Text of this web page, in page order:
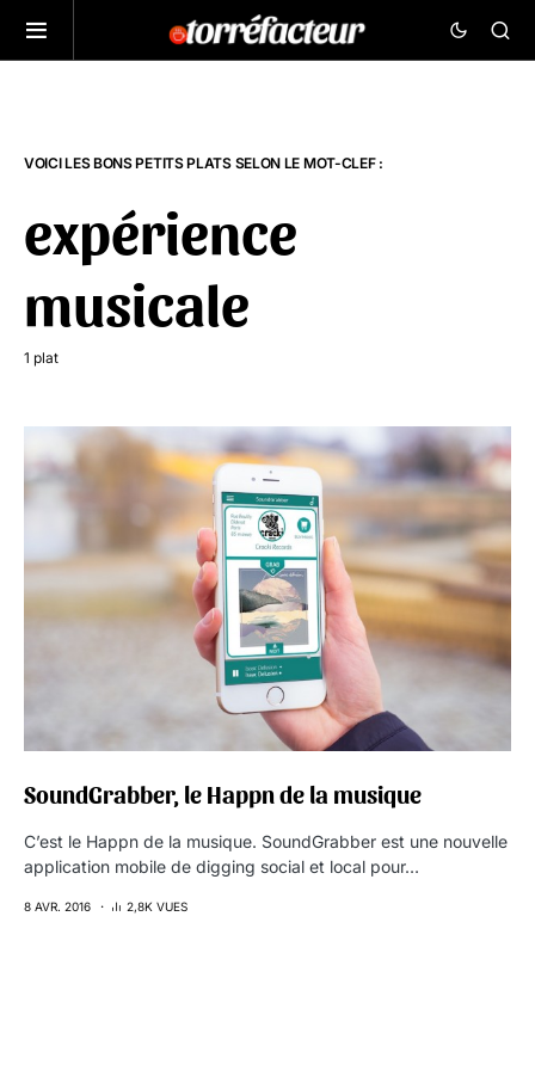
VOICI LES BONS PETITS PLATS SELON LE MOT-CLEF :
expérience
musicale
1 plat
SoundGrabber, le Happn de la musique
C’est le Happn de la musique. SoundGrabber est une nouvelle
application mobile de digging social et local pour…
8 AVR. 2016 2,8K VUES